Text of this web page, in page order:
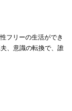
フリーの生活ができ
、意識の転換で、誰